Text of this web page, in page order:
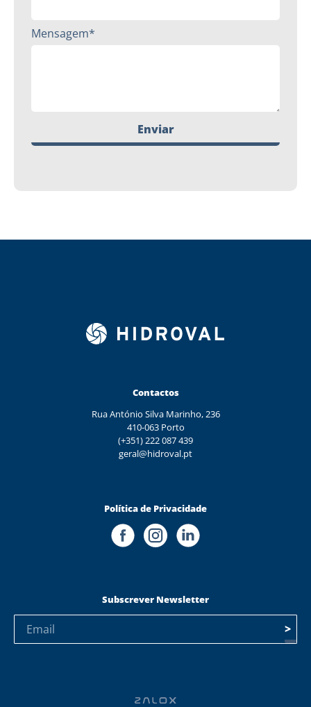
Mensagem*
Enviar
Contactos
Rua António Silva Marinho, 236
410-063 Porto
(+351) 222 087 439
geral@hidroval.pt
Política de Privacidade
Subscrever Newsletter
>